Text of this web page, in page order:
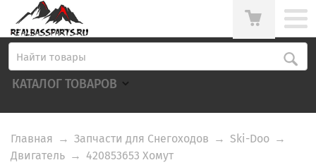
КАТАЛОГ ТОВАРОВ
Главная → Запчасти для Снегоходов → Ski-Doo →
Двигатель → 420853653 Хомут